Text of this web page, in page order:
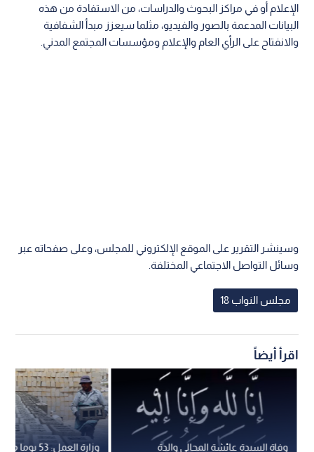
الإعلام أو في مراكز البحوث والدراسات، من الاستفادة من هذه
البيانات المدعمة بالصور والفيديو، مثلما سيعزز مبدأ الشفافية
والانفتاح على الرأي العام والإعلام ومؤسسات المجتمع المدني.
وسينشر التقرير على الموقع الإلكتروني للمجلس، وعلى صفحاته عبر
وسائل التواصل الاجتماعي المختلفة.
مجلس النواب 18
اقرأ أيضاً
وزارة العمل: 53 وفاة السيدة عائشة المجالي والدة